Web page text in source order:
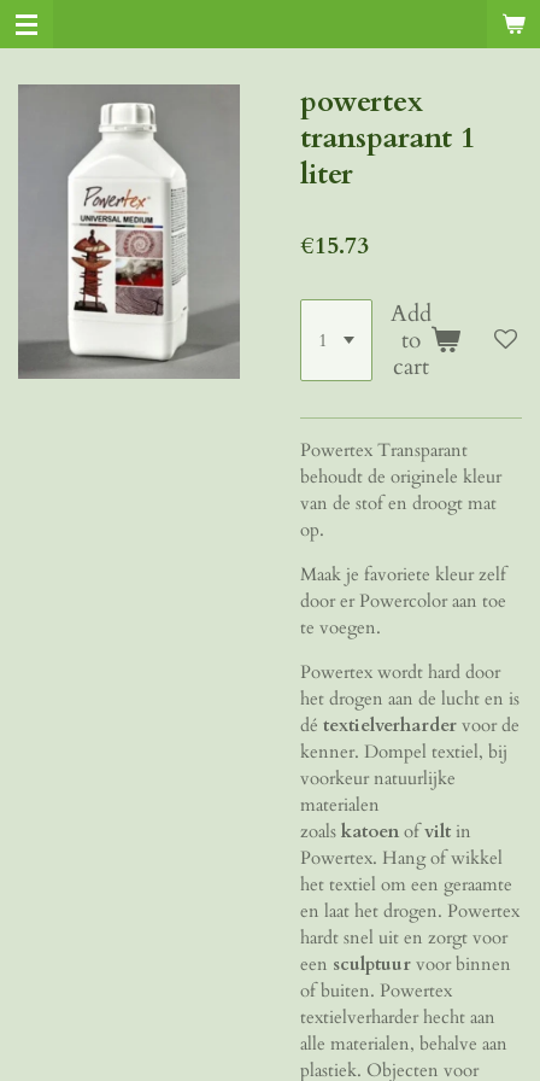
Skip
to
powertex
transparant 1
liter
€15.73
Add
to
cart
Powertex Transparant
behoudt de originele kleur
van de stof en droogt mat
op.
Maak je favoriete kleur zelf
door er Powercolor aan toe
te voegen.
Powertex wordt hard door
het drogen aan de lucht en is
dé textielverharder voor de
kenner. Dompel textiel, bij
voorkeur natuurlijke
materialen
zoals katoen of vilt in
Powertex. Hang of wikkel
het textiel om een geraamte
en laat het drogen. Powertex
hardt snel uit en zorgt voor
een sculptuur voor binnen
of buiten. Powertex
textielverharder hecht aan
alle materialen, behalve aan
plastiek. Objecten voor